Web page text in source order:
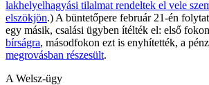
lakhelyelhagyási tilalmat rendeltek el vele
elszökjön.) A büntetőpere február 21-én
egy másik, csalási ügyben ítélték el: első fokon
bírságra, másodfokon ezt is enyhítették, a
megrovásban részesült.
A Welsz-ügy